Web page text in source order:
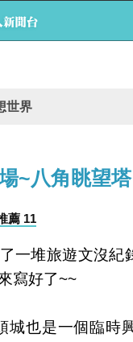
世界
~八角眺望塔
薦 11
一堆旅遊文沒紀
寫好了~~
城也是一個臨時